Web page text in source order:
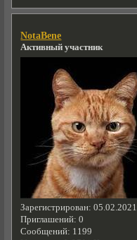
NotaBene
Активный участник
Зарегистрирован: 05.02.2021
Приглашений: 0
Сообщений: 1199